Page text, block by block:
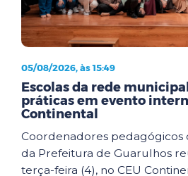
05/08/2026, às 15:49
Escolas da rede
práticas em evento
Continental
Coordenadores pedagógicos
da Prefeitura de Guarulhos
terça-feira (4), no CEU